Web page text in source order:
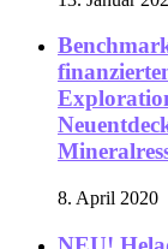
8. April 2020